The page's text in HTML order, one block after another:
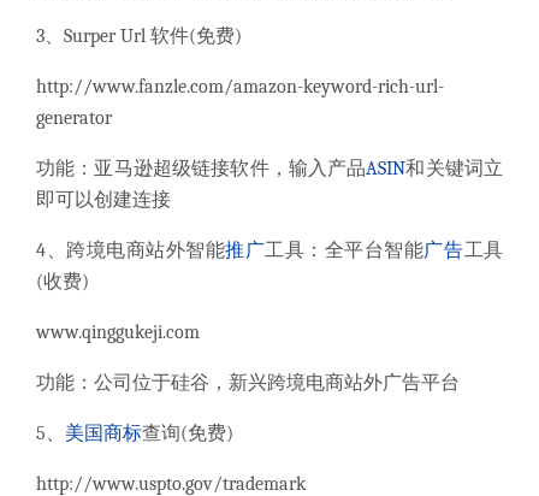
3、 Surper Url 软件(免费)
http://www.fanzle.com/amazon-keyword-rich-url-
generator
功能：亚马逊超级链接软件，输入产品ASIN和关键词立
即可以创建连接
4、跨境电商站外智能推广工具：全平台智能广告工具
(收费)
www.qinggukeji.com
功能：公司位于硅谷，新兴跨境电商站外广告平台
5、 美国商标查询(免费)
http://www.uspto.gov/trademark